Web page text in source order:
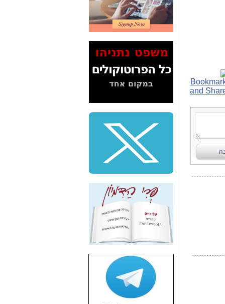
המשך חשיפת הבלוף
ששמו "מהפיכת
הסלולר" ואיך מסרסים
סיכום ביקור בסיליקון
ואלי - למה 3 הגדולות
משקיעות ומפתחות
התקשורת) - עד
מדינה? הצחקתם
כאן
"יש אפליה בחקירה"?
חשיפה: למה השר
משה כחלון לא נחקר
עד היום? -כאן
חשיפת חשד לשחיתות
הדומה לזו של "תיק
4000" אך בתחום
חשיפת מה שלא
רוצים שתדעו בעניין
פריסת אנלימיטד
(בניחוח בלתי נסבל) -